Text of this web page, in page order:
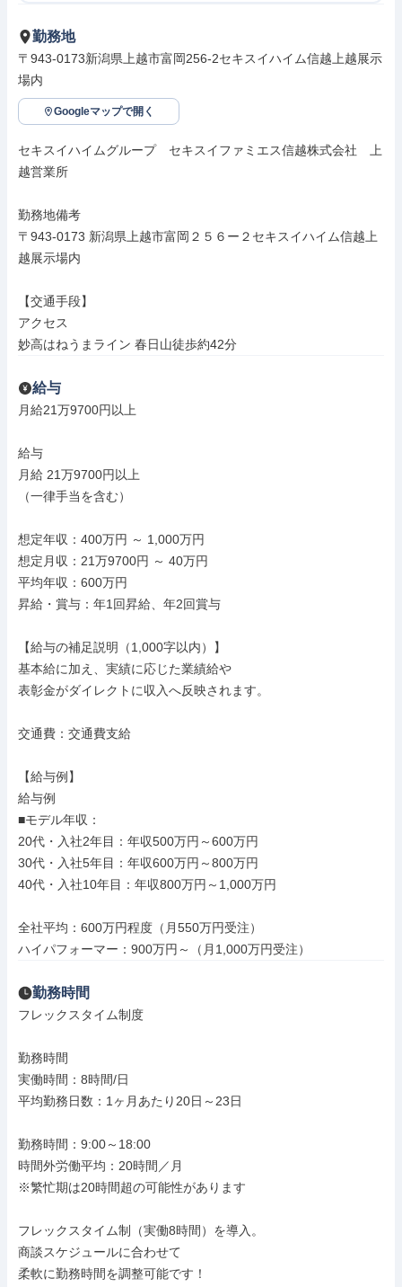
勤務地
〒943-0173新潟県上越市富岡256-2セキスイハイム信越上越展示
場内
Googleマップで開く
セキスイハイムグループ　セキスイファミエス信越株式会社　上
越営業所
勤務地備考
〒943-0173 新潟県上越市富岡２５６ー２セキスイハイム信越上
越展示場内
【交通手段】
アクセス
妙高はねうまライン 春日山徒歩約42分
給与
月給21万9700円以上
給与
月給 21万9700円以上
（一律手当を含む）
想定年収：400万円 ～ 1,000万円
想定月収：21万9700円 ～ 40万円
平均年収：600万円
昇給・賞与：年1回昇給、年2回賞与
【給与の補足説明（1,000字以内）】
基本給に加え、実績に応じた業績給や
表彰金がダイレクトに収入へ反映されます。
交通費：交通費支給
【給与例】
給与例
■モデル年収：
20代・入社2年目：年収500万円～600万円
30代・入社5年目：年収600万円～800万円
40代・入社10年目：年収800万円～1,000万円
全社平均：600万円程度（月550万円受注）
ハイパフォーマー：900万円～（月1,000万円受注）
勤務時間
フレックスタイム制度
勤務時間
実働時間：8時間/日
平均勤務日数：1ヶ月あたり20日～23日
勤務時間：9:00～18:00
時間外労働平均：20時間／月
※繁忙期は20時間超の可能性があります
フレックスタイム制（実働8時間）を導入。
商談スケジュールに合わせて
柔軟に勤務時間を調整可能です！